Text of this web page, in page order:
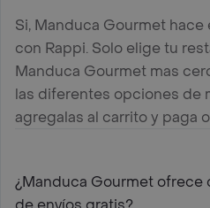
Si, Manduca Gourmet
con Rappi. Solo elige tu
Manduca Gourmet mas
las diferentes opciones de
agregalas al carrito y paga
¿Manduca Gourmet ofrece